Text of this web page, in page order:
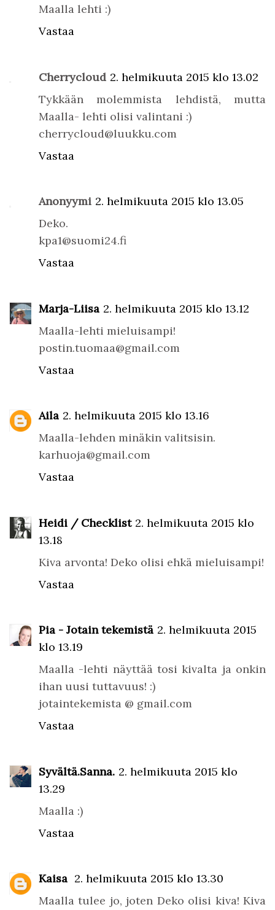
Maalla lehti :)
Vastaa
Cherrycloud 2. helmikuuta 2015 klo 13.02
Tykkään molemmista lehdistä, mutta
Maalla- lehti olisi valintani :)
cherrycloud@luukku.com
Vastaa
Anonyymi 2. helmikuuta 2015 klo 13.05
Deko.
kpa1@suomi24.fi
Vastaa
Marja-Liisa 2. helmikuuta 2015 klo 13.12
Maalla-lehti mieluisampi!
postin.tuomaa@gmail.com
Vastaa
Aila 2. helmikuuta 2015 klo 13.16
Maalla-lehden minäkin valitsisin.
karhuoja@gmail.com
Vastaa
Heidi / Checklist 2. helmikuuta 2015 klo
13.18
Kiva arvonta! Deko olisi ehkä mieluisampi!
Vastaa
Pia - Jotain tekemistä 2. helmikuuta 2015
klo 13.19
Maalla -lehti näyttää tosi kivalta ja onkin
ihan uusi tuttavuus! :)
jotaintekemista @ gmail.com
Vastaa
Syvältä.Sanna. 2. helmikuuta 2015 klo
13.29
Maalla :)
Vastaa
Kaisa 2. helmikuuta 2015 klo 13.30
Maalla tulee jo, joten Deko olisi kiva! Kiva